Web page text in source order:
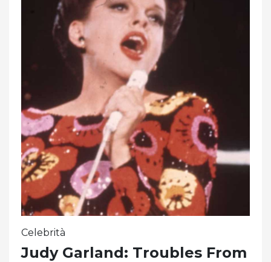
Celebrità
Judy Garland: Troubles From